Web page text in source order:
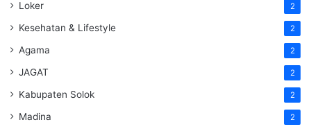
Loker 2
Kesehatan & Lifestyle 2
Agama 2
JAGAT 2
Kabupaten Solok 2
Madina 2